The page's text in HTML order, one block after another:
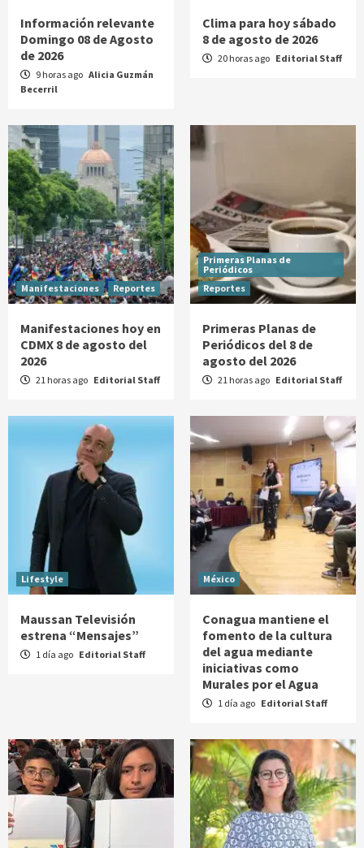
Información relevante
Domingo 08 de Agosto
de 2026
9 horas ago Alicia Guzmán
Becerril
Clima para hoy sábado
8 de agosto de 2026
20 horas ago Editorial Staff
Manifestaciones Reportes
Manifestaciones hoy en
CDMX 8 de agosto del
2026
21 horas ago Editorial Staff
Primeras Planas de
Periódicos
Reportes
Primeras Planas de
Periódicos del 8 de
agosto del 2026
21 horas ago Editorial Staff
Lifestyle
Maussan Televisión
estrena “Mensajes”
1 día ago Editorial Staff
México
Conagua mantiene el
fomento de la cultura
del agua mediante
iniciativas como
Murales por el Agua
1 día ago Editorial Staff